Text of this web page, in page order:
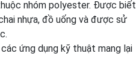
nhóm polyester. Được biết
nhựa, đồ uống và được sử
ứng dụng kỹ thuật mang lại